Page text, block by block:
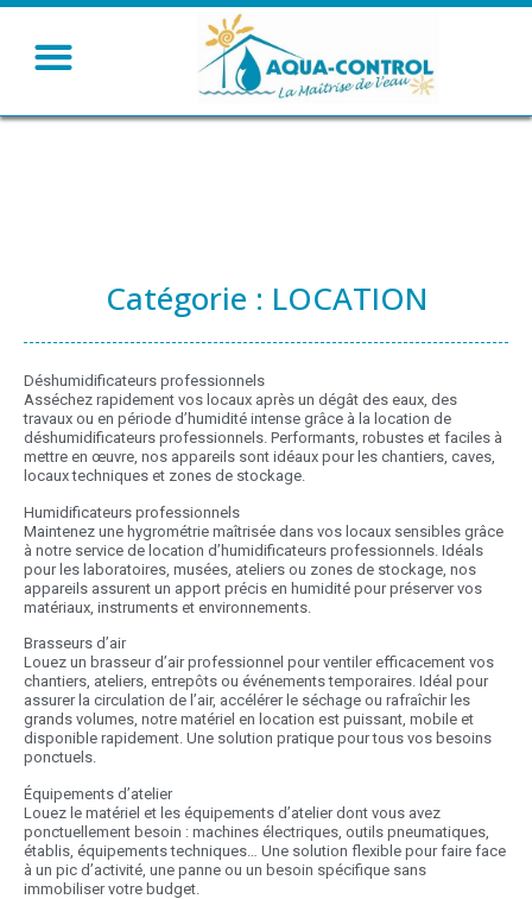
Catégorie : LOCATION
Déshumidificateurs professionnels
Asséchez rapidement vos locaux après un dégât des eaux, des
travaux ou en période d’humidité intense grâce à la location de
déshumidificateurs professionnels. Performants, robustes et faciles à
mettre en œuvre, nos appareils sont idéaux pour les chantiers, caves,
locaux techniques et zones de stockage.
Humidificateurs professionnels
Maintenez une hygrométrie maîtrisée dans vos locaux sensibles grâce
à notre service de location d’humidificateurs professionnels. Idéals
pour les laboratoires, musées, ateliers ou zones de stockage, nos
appareils assurent un apport précis en humidité pour préserver vos
matériaux, instruments et environnements.
Brasseurs d’air
Louez un brasseur d’air professionnel pour ventiler efficacement vos
chantiers, ateliers, entrepôts ou événements temporaires. Idéal pour
assurer la circulation de l’air, accélérer le séchage ou rafraîchir les
grands volumes, notre matériel en location est puissant, mobile et
disponible rapidement. Une solution pratique pour tous vos besoins
ponctuels.
Équipements d’atelier
Louez le matériel et les équipements d’atelier dont vous avez
ponctuellement besoin : machines électriques, outils pneumatiques,
établis, équipements techniques… Une solution flexible pour faire face
à un pic d’activité, une panne ou un besoin spécifique sans
immobiliser votre budget.